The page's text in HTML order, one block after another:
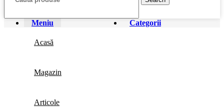
Meniu Categorii
Acasă
Magazin
Articole